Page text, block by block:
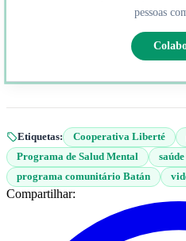
pessoas
Etiquetas: Cooperativa Liberté
Programa de Salud Mental
programa comunitário Batán
Compartilhar: